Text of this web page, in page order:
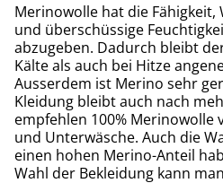
Merinowolle hat die Fähigkeit,
und überschüssige
abzugeben. Dadurch bleibt
Kälte als auch bei Hitze
Ausserdem ist Merino sehr
Kleidung bleibt auch nach
empfehlen 100% Merinowolle
und Unterwäsche. Auch die
einen hohen Merino-Anteil
Wahl der Bekleidung kann